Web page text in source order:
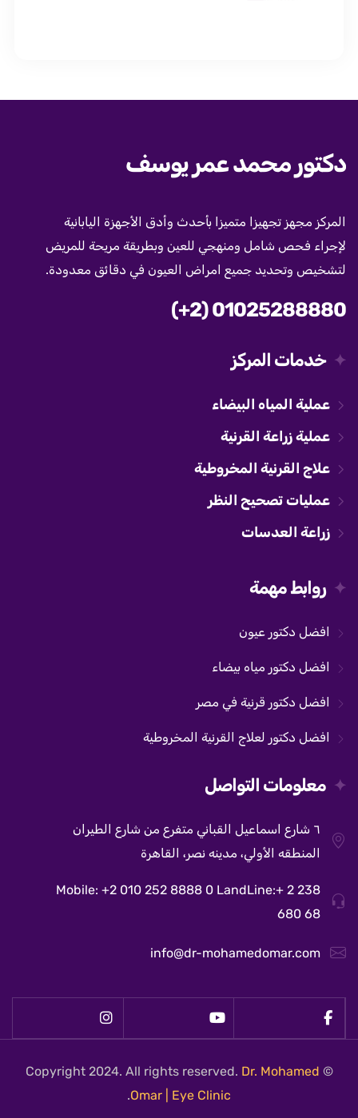
دكتور محمد عمر يوسف
المركز مجهز تجهيزا متميزا بأحدث وأدق الأجهزة اليابانية
لإجراء فحص شامل ومنهجي للعين وبطريقة مريحة للمريض
لتشخيص وتحديد جميع امراض العيون في دقائق معدودة.
(+2) 01025288880
خدمات المركز
عملية المياه البيضاء
عملية زراعة القرنية
علاج القرنية المخروطية
عمليات تصحيح النظر
زراعة العدسات
روابط مهمة
افضل دكتور عيون
افضل دكتور مياه بيضاء
افضل دكتور قرنية في مصر
افضل دكتور لعلاج القرنية المخروطية
معلومات التواصل
٦ شارع اسماعيل القباني متفرع من شارع الطيران
المنطقه الأولي، مدينه نصر، القاهرة
Mobile: +2 010 252 8888 0 LandLine:+ 2 238
680 68
info@dr-mohamedomar.com
© Copyright 2024. All rights reserved.
Dr. Mohamed
Omar | Eye Clinic
.